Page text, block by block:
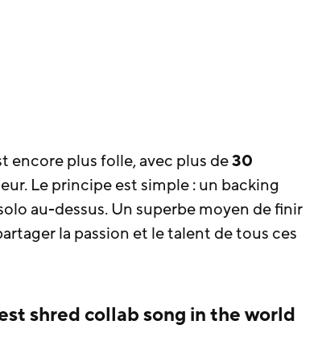
encore plus folle, avec plus de30
Le principe est simple : un backing
au-dessus. Un superbe moyen de finir
la passion et le talent de tous ces
shred collab song in the world